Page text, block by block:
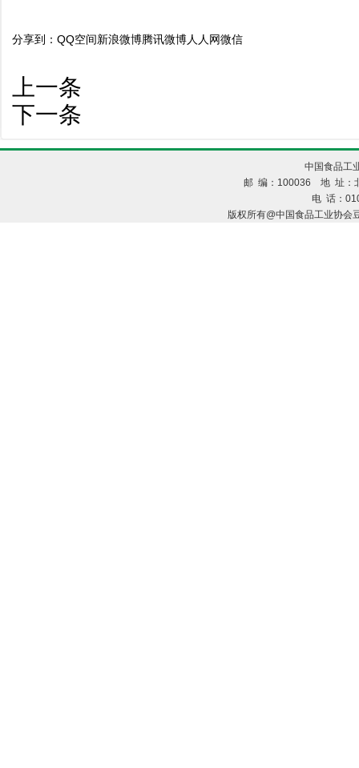
分享到： QQ空间新浪微博腾讯微博人人网微信
上一条
下一条
中国食品工
邮 编：100036 地 址：
电 话：
版权所有@中国食品工业协